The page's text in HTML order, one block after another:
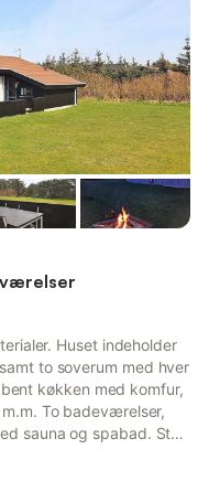
Der ...
Huset indeholder
to soverum med hver
køkken med komfur,
To badeværelser,
sauna og spabad. Stue
med kort afstand til